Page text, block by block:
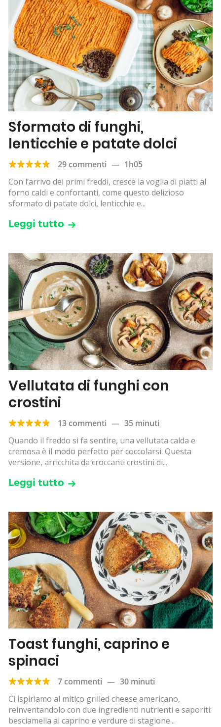
Sformato di funghi,
lenticchie e patate dolci
29 commenti — 1h05
Con l’arrivo dei primi freddi, cresce la voglia di piatti al
forno caldi e confortanti, come questo delizioso
sformato di patate dolci, lenticchie e...
Leggi tutto
Vellutata di funghi con
crostini
13 commenti — 35 minuti
Quando il freddo si fa sentire, una vellutata calda e
cremosa è il modo perfetto per coccolarsi. Questa
versione, arricchita da croccanti crostini di...
Leggi tutto
Toast funghi, caprino e
spinaci
7 commenti — 30 minuti
Ci ispiriamo al mitico grilled cheese americano,
reinventandolo con due ingredienti nutrienti e saporiti:
besciamella al caprino e verdure di stagione...